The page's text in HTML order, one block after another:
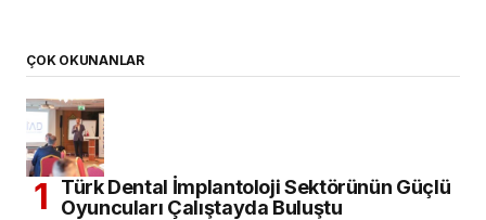
ÇOK OKUNANLAR
Türk Dental İmplantoloji Sektörünün Güçlü
Oyuncuları Çalıştayda Buluştu